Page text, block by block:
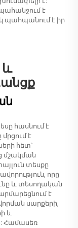
է
պահպանում է իր
և
հասնում է
է
հետ՝
մշակման
տեսքը
որը
և տեսողական
է
սարքերի,
և
Համասեռ